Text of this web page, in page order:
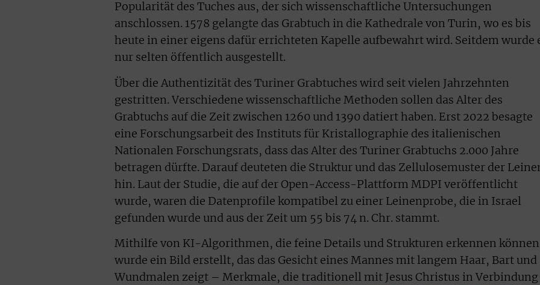
Popularität des Tuches aus, der sich wissenschaftliche Untersuchungen
anschlossen. 1578 gelangte das Grabtuch in die Kathedrale von Turin, wo es bis
heute in einer eigens dafür errichteten Kapelle aufbewahrt wird. Seitdem wurde
nur selten öffentlich ausgestellt.
Über die Authentizität des Turiner Grabtuches wird seit vielen Jahrzehnten
gestritten. Verschiedene wissenschaftliche Methoden sollen das Alter des
Grabtuchs auf die Zeit zwischen 1260 und 1390 datiert haben. Erst 2022 besagte
eine Forschungsarbeit des Instituts für Kristallographie des italienischen
Nationalen Forschungsrats, dass das Alter des Turiner Grabtuchs 2.000 Jahre
betragen dürfte. Darauf deuteten die Struktur und das Zellulosemuster der
hin. Laut der Studie, die auf der Open-Access-Plattform MDPI veröffentlicht
wurde, waren die Datenprofile kompatibel zu einer Leinenprobe, die in Israel
gefunden wurde und aus der Zeit um 55 bis 74 n. Chr. stammt.
Mithilfe von KI-Algorithmen, die feine Details und Strukturen erkennen
wurde ein Bild erstellt, das das Gesicht eines Mannes mit langem Haar, Bart und
Wundmalen zeigt – Merkmale, die traditionell mit Jesus Christus in Verbindung